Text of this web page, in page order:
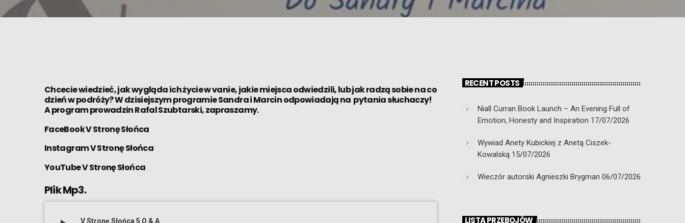
Chcecie wiedzieć, jak wygląda ich życie w vanie, jakie miejsca odwiedzili, lub jak radzą sobie na co
dzień w podróży? W dzisiejszym programie Sandra i Marcin odpowiadają na pytania słuchaczy!
A program prowadzinRafal Szubtarski, zapraszamy.
FaceBook V Stronę Słońca
Instagram V Stronę Słońca
YouTube V Stronę Słońca
Plik Mp3.
V Stronę Słońca 5 Q & A
RECENT POSTS
Niall Curran Book Launch – An Evening Full of
Emotion, Honesty and Inspiration 17/07/2026
Wywiad Anety Kubickiej z Anetą Ciszek-
Kowalską 15/07/2026
Wieczór autorski Agnieszki Brygman 06/07/2026
LISTA PRZEBOJÓW